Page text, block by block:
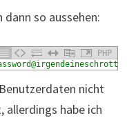
so aussehen:
PHP
nicht
allerdings habe ich